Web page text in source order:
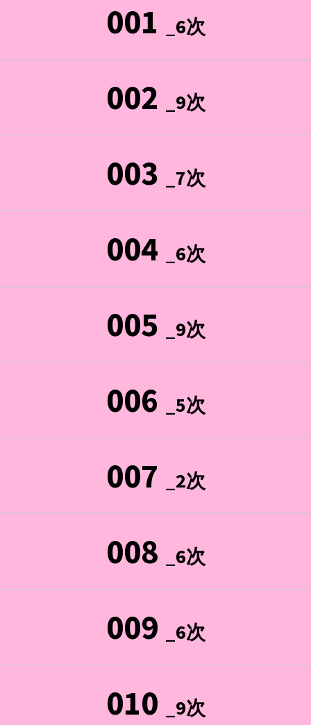
001 _6次
002 _9次
003 _7次
004 _6次
005 _9次
006 _5次
007 _2次
008 _6次
009 _6次
010 _9次